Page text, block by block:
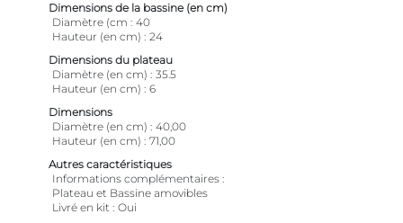
Dimensions de la bassine (en cm)
Diamètre (cm
40
Hauteur (en cm)
24
Dimensions du plateau
Diamètre (en cm)
35.5
Hauteur (en cm)
6
Dimensions
Diamètre (en cm)
40,00
Hauteur (en cm)
71,00
Autres caractéristiques
Informations complémentaires
Plateau et Bassine amovibles
Livré en kit Oui